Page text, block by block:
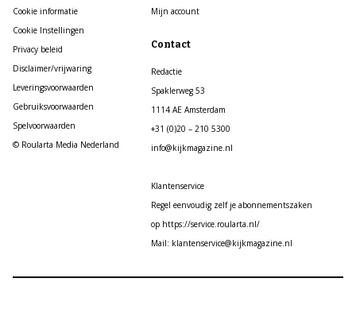
Cookie informatie
Cookie Instellingen
Privacy beleid
Disclaimer/vrijwaring
Leveringsvoorwaarden
Gebruiksvoorwaarden
Spelvoorwaarden
© Roularta Media Nederland
Mijn account
Contact
Redactie
Spaklerweg 53
1114 AE Amsterdam
+31 (0)20 – 210 5300
info@kijkmagazine.nl
Klantenservice
Regel eenvoudig zelf je abonnementszaken
op https://service.roularta.nl/
Mail: klantenservice@kijkmagazine.nl